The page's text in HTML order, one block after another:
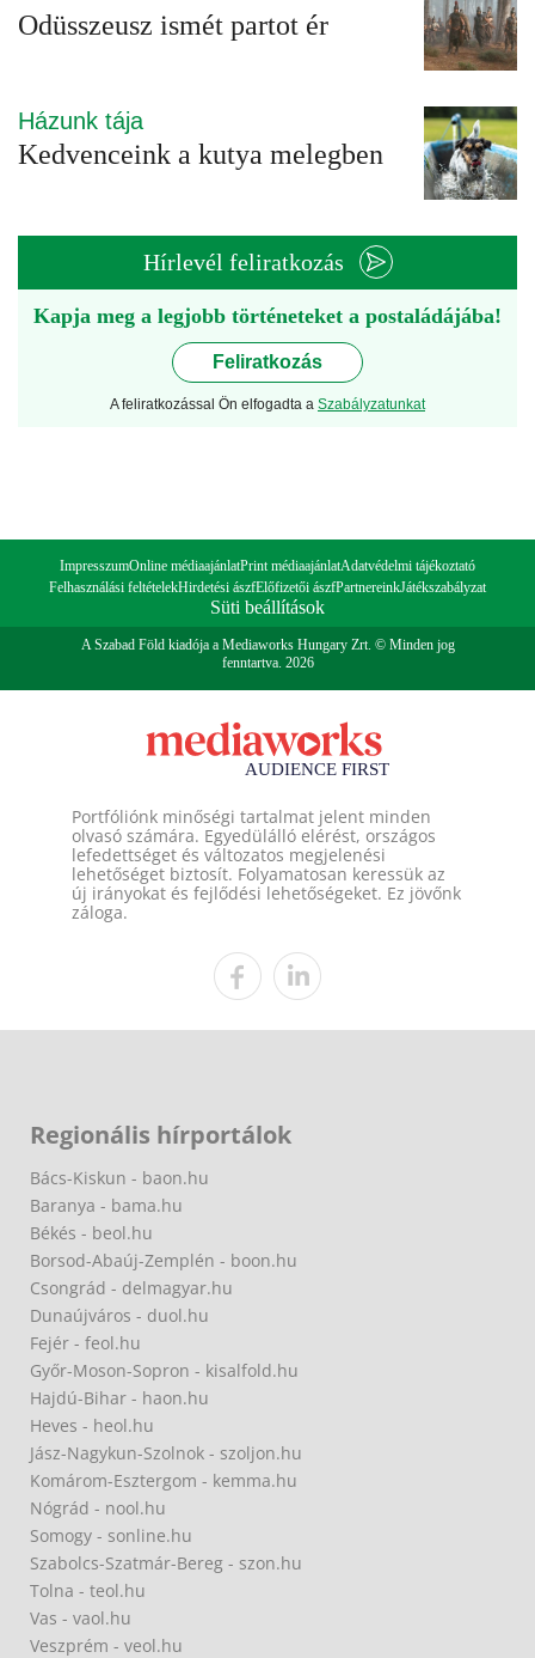
Odüsszeusz ismét partot ér
Házunk tája
Kedvenceink a kutya melegben
Hírlevél feliratkozás
Kapja meg a legjobb történeteket a postaládájába!
Feliratkozás
A feliratkozással Ön elfogadta a Szabályzatunkat
ImpresszumOnline médiaajánlatPrint médiaajánlatAdatvédelmi tájékoztató
Felhasználási feltételekHirdetési ászfElőfizetői ászfPartnereinkJátékszabályzat
Süti beállítások
A Szabad Föld kiadója a Mediaworks Hungary Zrt. © Minden jog
fenntartva. 2026
Portfóliónk minőségi tartalmat jelent minden
olvasó számára. Egyedülálló elérést, országos
lefedettséget és változatos megjelenési
lehetőséget biztosít. Folyamatosan keressük az
új irányokat és fejlődési lehetőségeket. Ez jövőnk
záloga.
Regionális hírportálok
Bács-Kiskun - baon.hu
Baranya - bama.hu
Békés - beol.hu
Borsod-Abaúj-Zemplén - boon.hu
Csongrád - delmagyar.hu
Dunaújváros - duol.hu
Fejér - feol.hu
Győr-Moson-Sopron - kisalfold.hu
Hajdú-Bihar - haon.hu
Heves - heol.hu
Jász-Nagykun-Szolnok - szoljon.hu
Komárom-Esztergom - kemma.hu
Nógrád - nool.hu
Somogy - sonline.hu
Szabolcs-Szatmár-Bereg - szon.hu
Tolna - teol.hu
Vas - vaol.hu
Veszprém - veol.hu